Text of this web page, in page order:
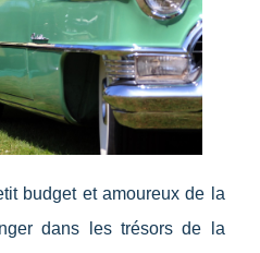
budget et amoureux de la
dans les trésors de la